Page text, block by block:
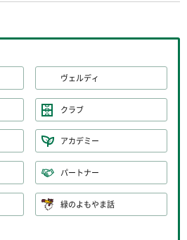
ヴェルディ
クラブ
アカデミー
パートナー
緑のよもやま話